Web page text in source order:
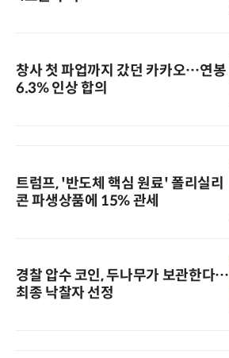
창사 첫 파업까지 갔던 카카오…연봉
6.3% 인상 합의
트럼프, '반도체 핵심 원료' 폴리실리
콘 파생상품에 15% 관세
경찰 압수 코인, 두나무가 보관한다…
최종 낙찰자 선정